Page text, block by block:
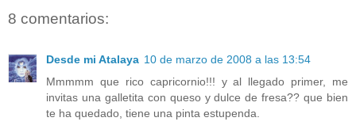
8 comentarios:
Desde mi Atalaya 10 de marzo de 2008 a las 13:54
Mmmmm que rico capricornio!!! y al llegado primer, me
invitas una galletita con queso y dulce de fresa?? que bien
te ha quedado, tiene una pinta estupenda.